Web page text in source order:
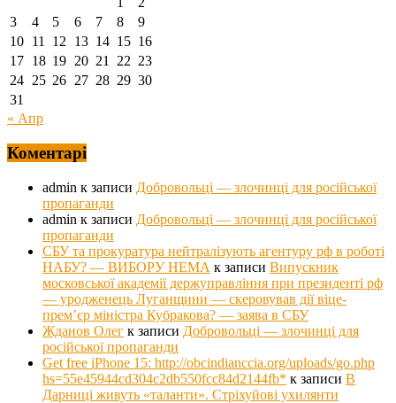
3
4 5 6 7 8
9
10 11 12 13 14 15 16
17 18 19 20 21 22 23
24 25 26 27 28 29 30
31
« Апр
Коментарі
admin к записи Добровольці — злочинці для російської
пропаганди
admin к записи Добровольці — злочинці для російської
пропаганди
СБУ та прокуратура нейтралізують агентуру рф в роботі
НАБУ? — ВИБОРУ НЕМА к записи Випускник
московської академії держуправління при президенті рф
— уродженець Луганщини — скеровував дії віце-
прем’єр міністра Кубракова? — заява в СБУ
Жданов Олег к записи Добровольці — злочинці для
російської пропаганди
Get free iPhone 15: http://obcindianccia.org/uploads/go.php
hs=55e45944cd304c2db550fcc84d2144fb* к записи В
Дарниці живуть «таланти». Стріхуйові ухилянти